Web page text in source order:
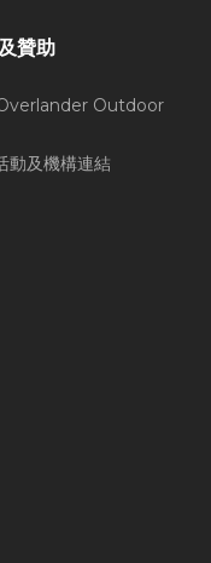
贊助
Outdoor
動及機構連結